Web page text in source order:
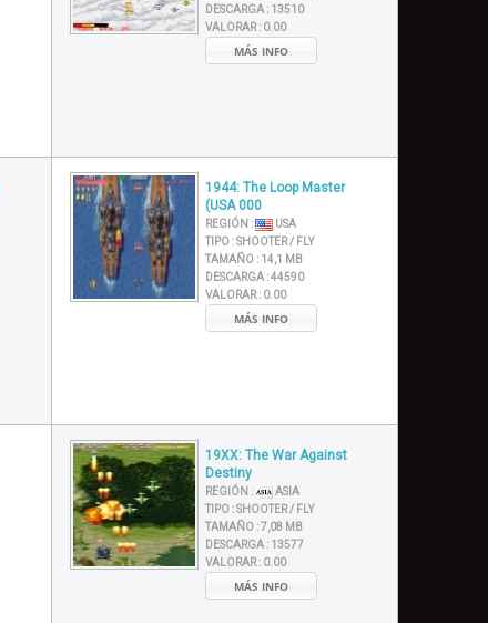
DESCARGA : 13510
VALORAR : 0.00
MÁS INFO
1944: The Loop Master
(USA 000
REGIÓN :
USA
TIPO :SHOOTER / FLY
TAMAÑO : 14,1 MB
DESCARGA :44590
VALORAR : 0.00
MÁS INFO
19XX: The War Against
Destiny
REGIÓN :
ASIA
TIPO :SHOOTER / FLY
TAMAÑO :7,08 MB
DESCARGA : 13577
VALORAR : 0.00
MÁS INFO